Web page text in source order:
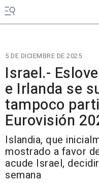
5 DE DICIEMBRE DE 2025
Israel.-
e Irlanda se
tampoco
Eurovisión
Islandia, que
mostrado a favor
acude Israel,
semana